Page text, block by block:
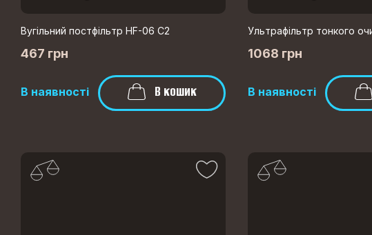
Вугільний постфільтр HF-06 C2 Ультрафільтр тонкого
467 грн
В наявності В кошик
1068 грн
В наявності